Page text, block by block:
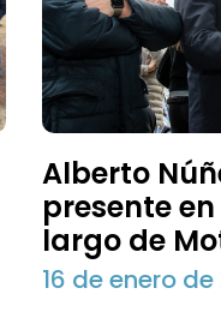
Alberto
presente
largo de
16 de enero